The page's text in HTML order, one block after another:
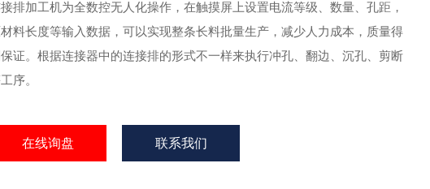
排加工机为全数控无人化操作，在触摸屏上设置电流等级、数量、孔距，
材料长度等输入数据，可以实现整条长料批量生产，减少人力成本，质量得
证。根据连接器中的连接排的形式不一样来执行冲孔、翻边、沉孔、剪断
序。
在线询盘 联系我们